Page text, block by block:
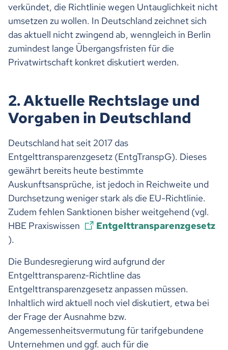
verkündet, die Richtlinie wegen Untauglichkeit nicht
umsetzen zu wollen. In Deutschland zeichnet sich
das aktuell nicht zwingend ab, wenngleich in Berlin
zumindest lange Übergangsfristen für die
Privatwirtschaft konkret diskutiert werden.
2. Aktuelle Rechtslage und
Vorgaben in Deutschland
Deutschland hat seit 2017 das
Entgelttransparenzgesetz (EntgTranspG). Dieses
gewährt bereits heute bestimmte
Auskunftsansprüche, ist jedoch in Reichweite und
Durchsetzung weniger stark als die EU-Richtlinie.
Zudem fehlen Sanktionen bisher weitgehend (vgl.
HBE Praxiswissen
Entgelttransparenzgesetz
).
Die Bundesregierung wird aufgrund der
Entgelttransparenz-Richtline das
Entgelttransparenzgesetz anpassen müssen.
Inhaltlich wird aktuell noch viel diskutiert, etwa bei
der Frage der Ausnahme bzw.
Angemessenheitsvermutung für tarifgebundene
Unternehmen und ggf. auch für die